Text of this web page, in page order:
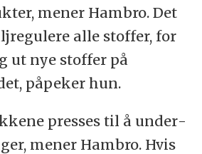
mener Hambro. Det
alle stoffer, for
ut nye stoffer på
påpeker hun.
presses til å under­
mener Hambro. Hvis